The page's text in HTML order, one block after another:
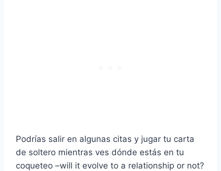
Podrías salir en algunas citas y jugar tu carta
de soltero mientras ves dónde estás en tu
coqueteo –will it evolve to a relationship or not?